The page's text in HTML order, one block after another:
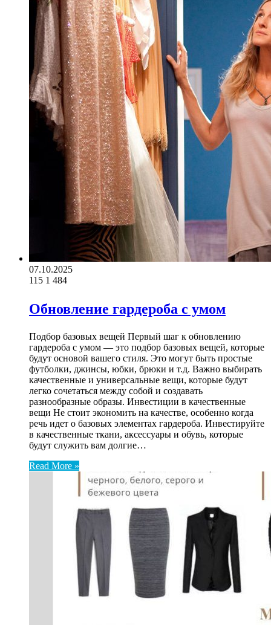
07.10.2025
115 1 484
Обновление гардероба с умом
Подбор базовых вещей Первый шаг к обновлению
гардероба с умом — это подбор базовых вещей, которые
будут основой вашего стиля. Это могут быть простые
футболки, джинсы, юбки, брюки и т.д. Важно выбирать
качественные и универсальные вещи, которые будут
легко сочетаться между собой и создавать
разнообразные образы. Инвестиции в качественные
вещи Не стоит экономить на качестве, особенно когда
речь идет о базовых элементах гардероба. Инвестируйте
в качественные ткани, аксессуары и обувь, которые
будут служить вам долгие…
Read More »